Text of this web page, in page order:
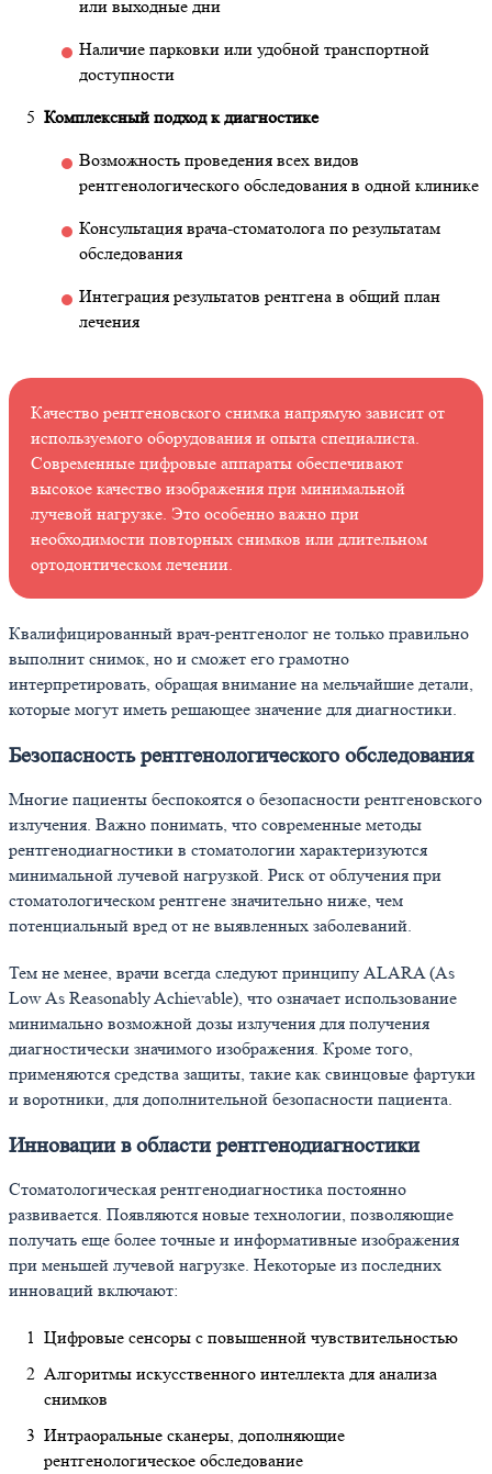
или выходные дни
Наличие парковки или удобной транспортной
доступности
Комплексный подход к диагностике
Возможность проведения всех видов
рентгенологического обследования в одной клинике
Консультация врача-стоматолога по результатам
обследования
Интеграция результатов рентгена в общий план
лечения
Качество рентгеновского снимка напрямую зависит от
используемого оборудования и опыта специалиста.
Современные цифровые аппараты обеспечивают
высокое качество изображения при минимальной
лучевой нагрузке. Это особенно важно при
необходимости повторных снимков или длительном
ортодонтическом лечении.
Квалифицированный врач-рентгенолог не только правильно
выполнит снимок, но и сможет его грамотно
интерпретировать, обращая внимание на мельчайшие детали,
которые могут иметь решающее значение для диагностики.
Безопасность рентгенологического обследования
Многие пациенты беспокоятся о безопасности рентгеновского
излучения. Важно понимать, что современные методы
рентгенодиагностики в стоматологии характеризуются
минимальной лучевой нагрузкой. Риск от облучения при
стоматологическом рентгене значительно ниже, чем
потенциальный вред от не выявленных заболеваний.
Тем не менее, врачи всегда следуют принципу ALARA (As
Low As Reasonably Achievable), что означает использование
минимально возможной дозы излучения для получения
диагностически значимого изображения. Кроме того,
применяются средства защиты, такие как свинцовые фартуки
и воротники, для дополнительной безопасности пациента.
Инновации в области рентгенодиагностики
Стоматологическая рентгенодиагностика постоянно
развивается. Появляются новые технологии, позволяющие
получать еще более точные и информативные изображения
при меньшей лучевой нагрузке. Некоторые из последних
инноваций включают:
Цифровые сенсоры с повышенной чувствительностью
Алгоритмы искусственного интеллекта для анализа
снимков
Интраоральные сканеры, дополняющие
рентгенологическое обследование